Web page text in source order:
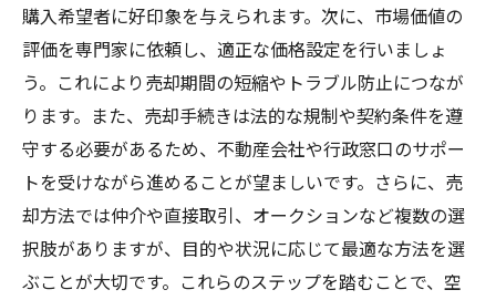
購入希望者に好印象を与えられます。次に、市場価値の
評価を専門家に依頼し、適正な価格設定を行いましょ
う。これにより売却期間の短縮やトラブル防止につなが
ります。また、売却手続きは法的な規制や契約条件を遵
守する必要があるため、不動産会社や行政窓口のサポー
トを受けながら進めることが望ましいです。さらに、売
却方法では仲介や直接取引、オークションなど複数の選
択肢がありますが、目的や状況に応じて最適な方法を選
ぶことが大切です。これらのステップを踏むことで、空